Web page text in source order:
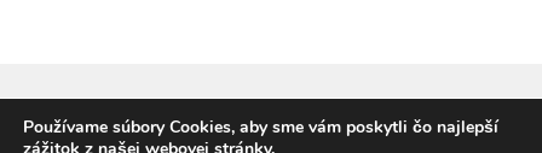
Používame súbory Cookies, aby sme vám poskytli čo najlepší